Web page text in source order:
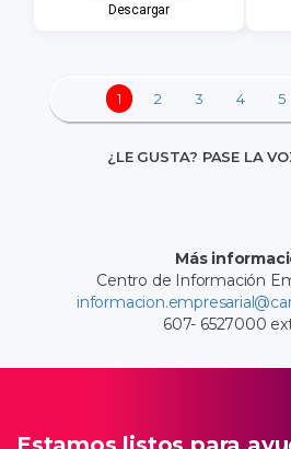
Descargar
1 2 3 4 5
¿LE GUSTA? PASE LA
Más
Centro de Información
607- 6527000